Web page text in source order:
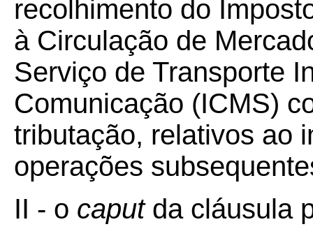
recolhimento do
à Circulação de
Serviço de Transporte
Comunicação (ICMS)
tributação, relativos ao
operações
II - o caputda cláusula